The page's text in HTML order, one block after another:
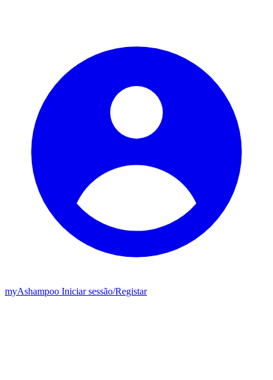
myAshampoo Iniciar sessão/Registar